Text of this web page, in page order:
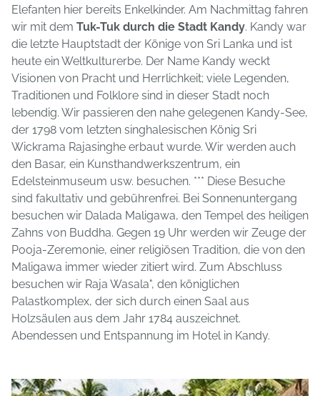
Elefanten hier bereits Enkelkinder. Am Nachmittag fahren
wir mit dem Tuk-Tuk durch die Stadt Kandy. Kandy war
die letzte Hauptstadt der Könige von Sri Lanka und ist
heute ein Weltkulturerbe. Der Name Kandy weckt
Visionen von Pracht und Herrlichkeit; viele Legenden,
Traditionen und Folklore sind in dieser Stadt noch
lebendig. Wir passieren den nahe gelegenen Kandy-See,
der 1798 vom letzten singhalesischen König Sri
Wickrama Rajasinghe erbaut wurde. Wir werden auch
den Basar, ein Kunsthandwerkszentrum, ein
Edelsteinmuseum usw. besuchen. *** Diese Besuche
sind fakultativ und gebührenfrei. Bei Sonnenuntergang
besuchen wir Dalada Maligawa, den Tempel des heiligen
Zahns von Buddha. Gegen 19 Uhr werden wir Zeuge der
Pooja-Zeremonie, einer religiösen Tradition, die von den
Maligawa immer wieder zitiert wird. Zum Abschluss
besuchen wir Raja Wasala", den königlichen
Palastkomplex, der sich durch einen Saal aus
Holzsäulen aus dem Jahr 1784 auszeichnet.
Abendessen und Entspannung im Hotel in Kandy.